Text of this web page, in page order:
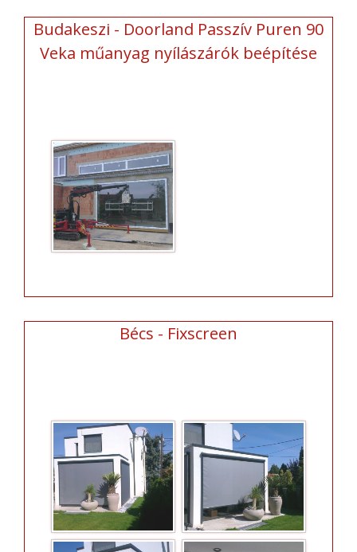
Budakeszi - Doorland Passzív Puren 90
Veka műanyag nyílászárók beépítése
Bécs - Fixscreen